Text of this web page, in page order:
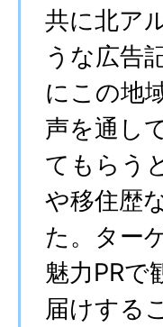
共に北ア
うな広告
にこの地
声を通し
てもらう
や移住歴
た。ター
魅力PRで
届けする